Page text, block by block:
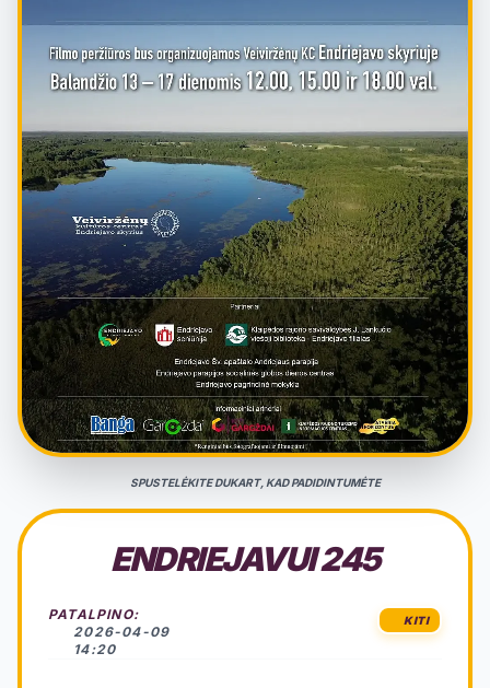
SPUSTELĖKITE DUKART, KAD PADIDINTUMĖTE
ENDRIEJAVUI 245
PATALPINO:
2026-04-09
14:20
KITI